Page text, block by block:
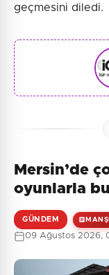
geçmesini diledi.
Mersin’de
oyunlarla
GÜNDEM
09 Ağustos 2026,